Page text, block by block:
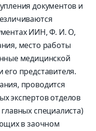
документов и
ИИН, Ф. И. О,
место работы
медицинской
представителя.
проводится
экспертов отделов
специалиста)
в заочном